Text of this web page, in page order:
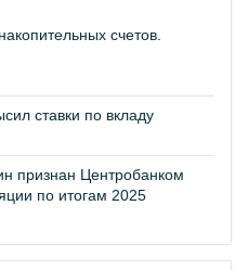
счетов.
ставки по вкладу
признан Центробанком
по итогам 2025